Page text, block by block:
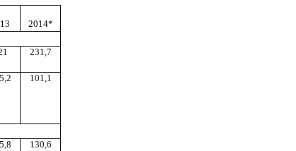
2014*
231,7
101,1
130,6